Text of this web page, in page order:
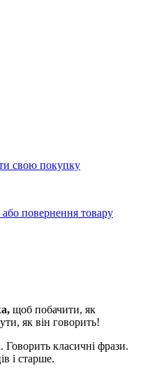
свою покупку
повернення товару
щоб побачити, як
як він говорить!
класичні фрази.
і старше.